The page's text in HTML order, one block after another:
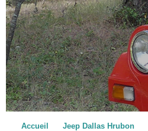
Accueil Jeep Dallas Hrubon